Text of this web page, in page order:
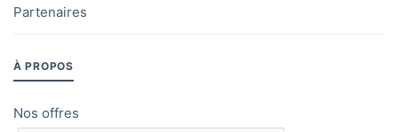
Partenaires
À PROPOS
Nos offres